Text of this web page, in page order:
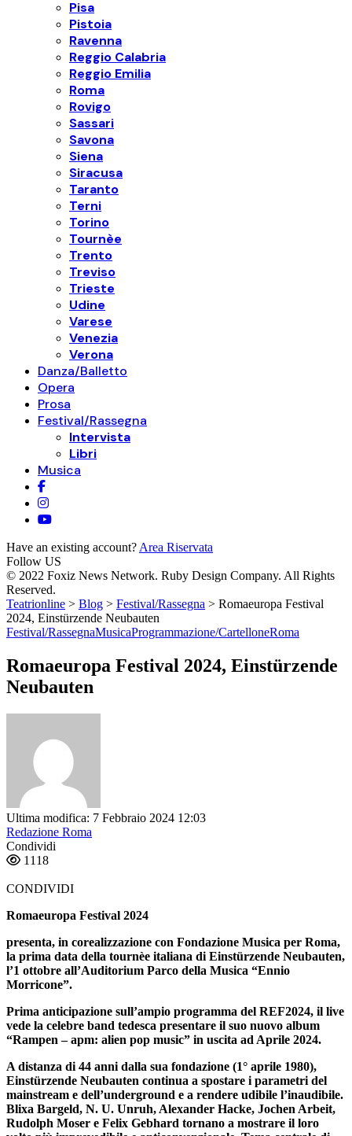
Pisa
Pistoia
Ravenna
Reggio Calabria
Reggio Emilia
Roma
Rovigo
Sassari
Savona
Siena
Siracusa
Taranto
Terni
Torino
Tournèe
Trento
Treviso
Trieste
Udine
Varese
Venezia
Verona
Danza/Balletto
Opera
Prosa
Festival/Rassegna
Intervista
Libri
Musica
Have an existing account? Area Riservata
Follow US
© 2022 Foxiz News Network. Ruby Design Company. All Rights
Reserved.
Teatrionline > Blog > Festival/Rassegna > Romaeuropa Festival
2024, Einstürzende Neubauten
Festival/RassegnaMusicaProgrammazione/CartelloneRoma
Romaeuropa Festival 2024, Einstürzende
Neubauten
Ultima modifica: 7 Febbraio 2024 12:03
Redazione Roma
Condividi
1118
CONDIVIDI
Romaeuropa Festival 2024
presenta, in corealizzazione con Fondazione Musica per Roma,
la prima data della tournèe italiana di Einstürzende Neubauten,
l’1 ottobre all’Auditorium Parco della Musica “Ennio
Morricone”.
Prima anticipazione sull’ampio programma del REF2024, il live
vede la celebre band tedesca presentare il suo nuovo album
“Rampen – apm: alien pop music” in uscita ad Aprile 2024.
A distanza di 44 anni dalla sua fondazione (1° aprile 1980),
Einstürzende Neubauten continua a spostare i parametri del
mainstream e dell’underground e a rendere udibile l’inaudibile.
Blixa Bargeld, N. U. Unruh, Alexander Hacke, Jochen Arbeit,
Rudolph Moser e Felix Gebhard tornano a mostrare il loro